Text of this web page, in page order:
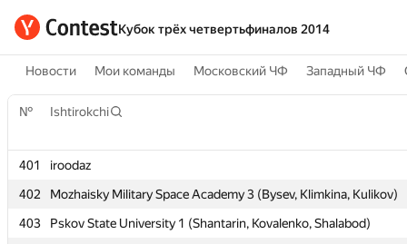
Кубок трёх четвертьфиналов 2014
Новости Мои команды Московский ЧФ Западный ЧФ
№ Ishtirokchi
401
iroodaz
402
Mozhaisky Military Space Academy 3 (Bysev, Klimkina, Kulikov)
403
Pskov State University 1 (Shantarin, Kovalenko, Shalabod)
№ Ishtirokchi
401
iroodaz
402
Mozhaisky Military Space Academy 3 (Bysev, Klimkina, Kulikov)
403
Pskov State University 1 (Shantarin, Kovalenko, Shalabod)